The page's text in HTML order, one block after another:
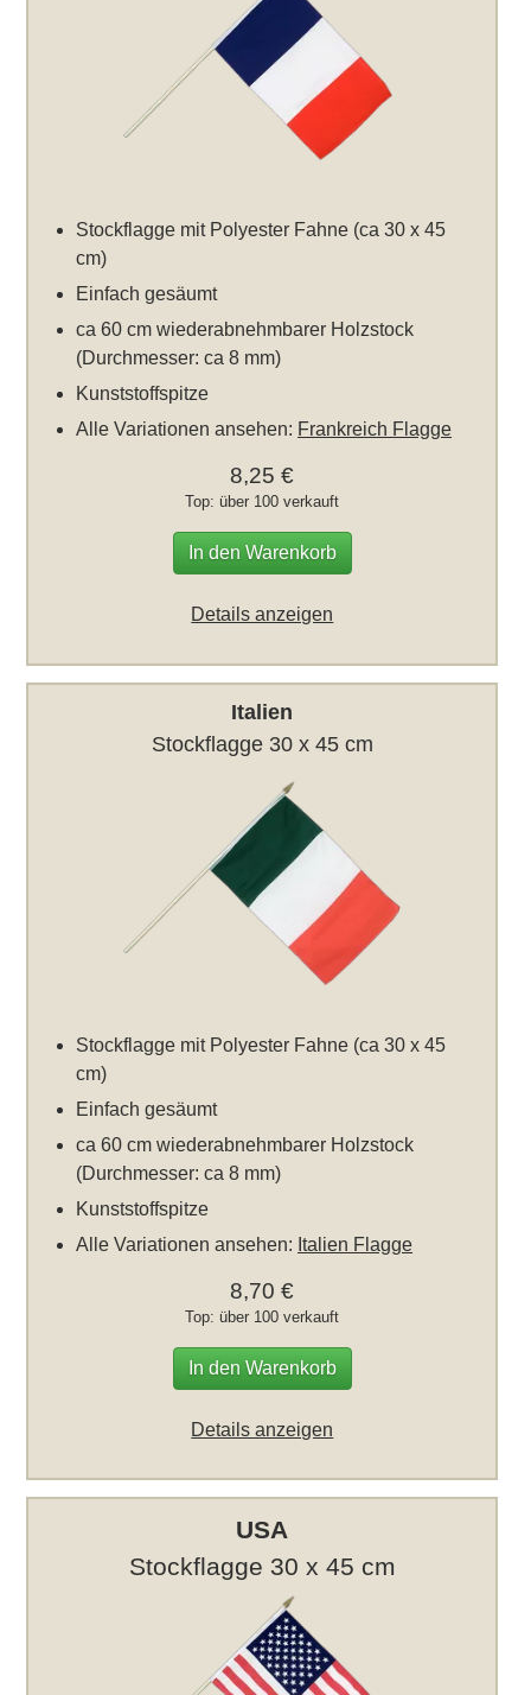
Stockflagge mit Polyester Fahne (ca 30 x 45
cm)
Einfach gesäumt
ca 60 cm wiederabnehmbarer Holzstock
(Durchmesser: ca 8 mm)
Kunststoffspitze
Alle Variationen ansehen: Frankreich Flagge
8,25 €
Top: über 100 verkauft
In den Warenkorb
Details anzeigen
Italien
Stockflagge 30 x 45 cm
Stockflagge mit Polyester Fahne (ca 30 x 45
cm)
Einfach gesäumt
ca 60 cm wiederabnehmbarer Holzstock
(Durchmesser: ca 8 mm)
Kunststoffspitze
Alle Variationen ansehen: Italien Flagge
8,70 €
Top: über 100 verkauft
In den Warenkorb
Details anzeigen
USA
Stockflagge 30 x 45 cm